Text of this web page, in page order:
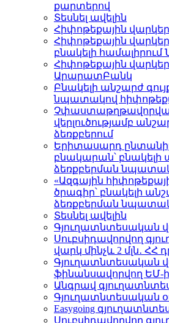
քարտերով
Տեսնել ավելին
Հիփոթեքային վարկեր
Հիփոթեքային
բնակելի համալիրում
Հիփոթեքային
ԱրարատԲանկ
Բնակելի անշարժ
նպատակով
վերլուծությամբ
ձեռքբերում
Երիտասարդ
բնակարան՝ բնակելի
ձեռքբերման
«Ազգային
ծրագիր՝ բնակելի
ձեռքբերման
Տեսնել ավելին
Գյուղատնտեսական
Սուբսիդավորվող
վարկ մինչև 2 մլն․ ՀՀ
Գյուղատնտեսական
ֆինանսավորվող ԵՄ-ի
Անգրավ
Գյուղատնտեսական
Easygoing
Սուբսիդավորվող